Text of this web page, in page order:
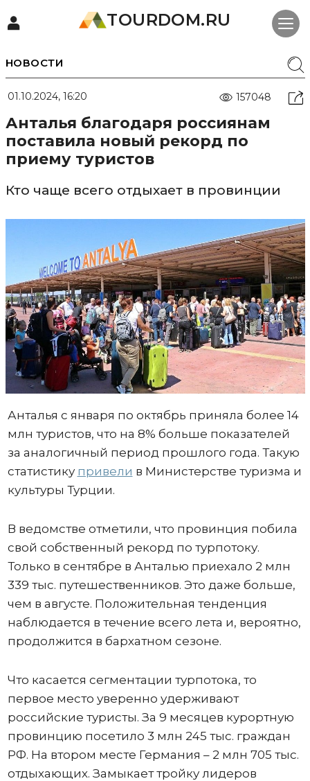
TOURDOM.RU
НОВОСТИ
01.10.2024, 16:20 157048
Анталья благодаря россиянам
поставила новый рекорд по
приему туристов
Кто чаще всего отдыхает в провинции
Анталья с января по октябрь приняла более 14
млн туристов, что на 8% больше показателей
за аналогичный период прошлого года. Такую
статистику привели в Министерстве туризма и
культуры Турции.
В ведомстве отметили, что провинция побила
свой собственный рекорд по турпотоку.
Только в сентябре в Анталью приехало 2 млн
339 тыс. путешественников. Это даже больше,
чем в августе. Положительная тенденция
наблюдается в течение всего лета и, вероятно,
продолжится в бархатном сезоне.
Что касается сегментации турпотока, то
первое место уверенно удерживают
российские туристы. За 9 месяцев курортную
провинцию посетило 3 млн 245 тыс. граждан
РФ. На втором месте Германия – 2 млн 705 тыс.
отдыхающих. Замыкает тройку лидеров